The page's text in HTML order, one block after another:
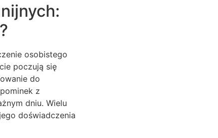
osobistego
poczują się
do
z
dniu. Wielu
doświadczenia